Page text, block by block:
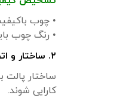
• چوب
• رنگ چوب
۲. ساختار و اتصالات پالت
ساختار پالت
کارایی شوند.